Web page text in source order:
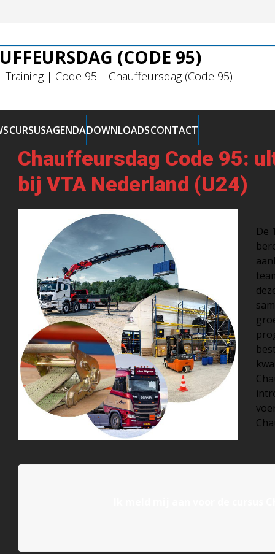
CURSUSAGENDADOWNLOADSCONTACT
(CODE 95)
Training| Code 95 | Chauffeursdag (Code 95)
Chauffeursdag Code 95:
bij VTA Nederland (U24)
De